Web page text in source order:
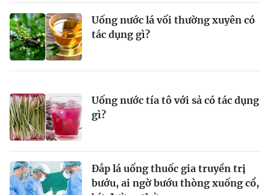
Uống nước lá vối thường xuyên có
tác dụng gì?
Uống nước tía tô với sả có tác dụng
gì?
Đắp lá uống thuốc gia truyền trị
bướu, ai ngờ bướu thòng xuống cổ,